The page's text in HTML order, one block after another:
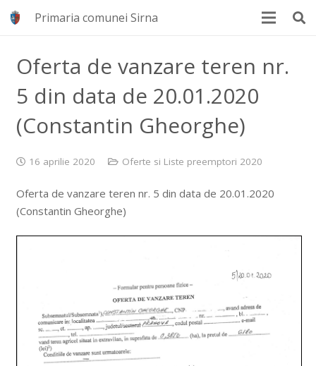
Primaria comunei Sirna
Oferta de vanzare teren nr.
5 din data de 20.01.2020
(Constantin Gheorghe)
16 aprilie 2020 Oferte si Liste preemptori 2020
Oferta de vanzare teren nr. 5 din data de 20.01.2020
(Constantin Gheorghe)